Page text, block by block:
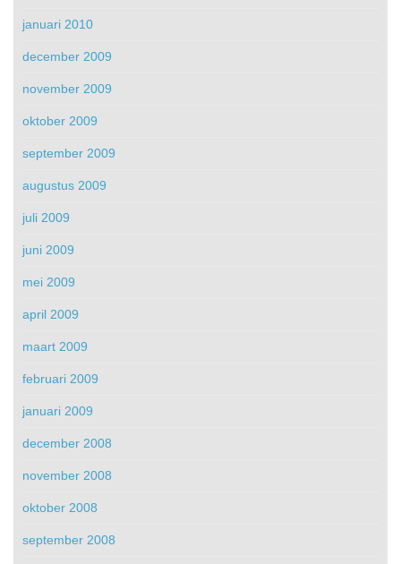
januari 2010
december 2009
november 2009
oktober 2009
september 2009
augustus 2009
juli 2009
juni 2009
mei 2009
april 2009
maart 2009
februari 2009
januari 2009
december 2008
november 2008
oktober 2008
september 2008